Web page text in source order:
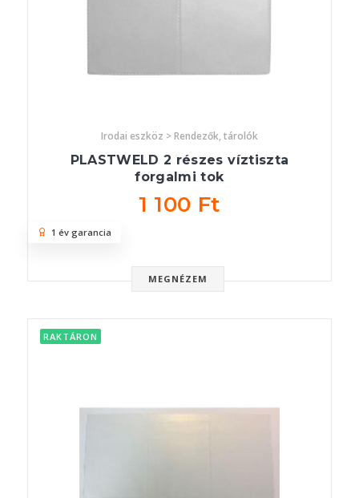
Irodai eszköz > Rendezők, tárolók
PLASTWELD 2 részes víztiszta
forgalmi tok
1 100 Ft
MEGNÉZEM
1 év garancia
RAKTÁRON